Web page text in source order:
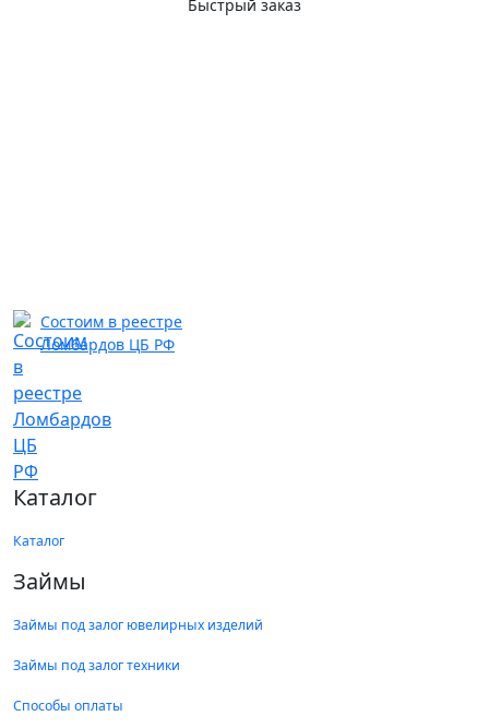
Быстрый заказ
Состоим в реестре
Ломбардов ЦБ РФ
Каталог
Каталог
Займы
Займы под залог ювелирных изделий
Займы под залог техники
Способы оплаты